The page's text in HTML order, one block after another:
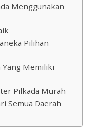
Menggunakan
Pilihan
Yang Memiliki
Pilkada Murah
Semua Daerah